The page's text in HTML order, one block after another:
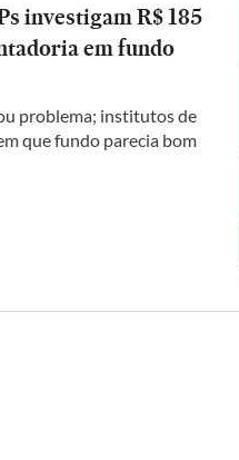
investigam R$ 185
em fundo
problema; institutos de
que fundo parecia bom